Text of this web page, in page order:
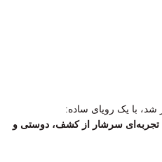
تجربه‌ای سرشار از کشف، دوستی و